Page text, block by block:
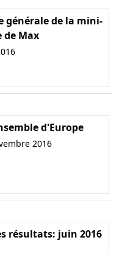
générale de la mini-
de Max
d'Europe
2016
résultats: juin 2016